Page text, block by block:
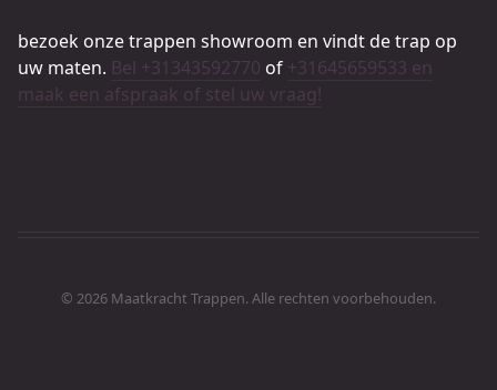
bezoek onze trappen showroom en vindt de trap op
uw maten. Bel +31343592770 of +31645659533 en
maak een afspraak of stel uw vraag!
© 2026 Maatkracht Trappen. Alle rechten voorbehouden.